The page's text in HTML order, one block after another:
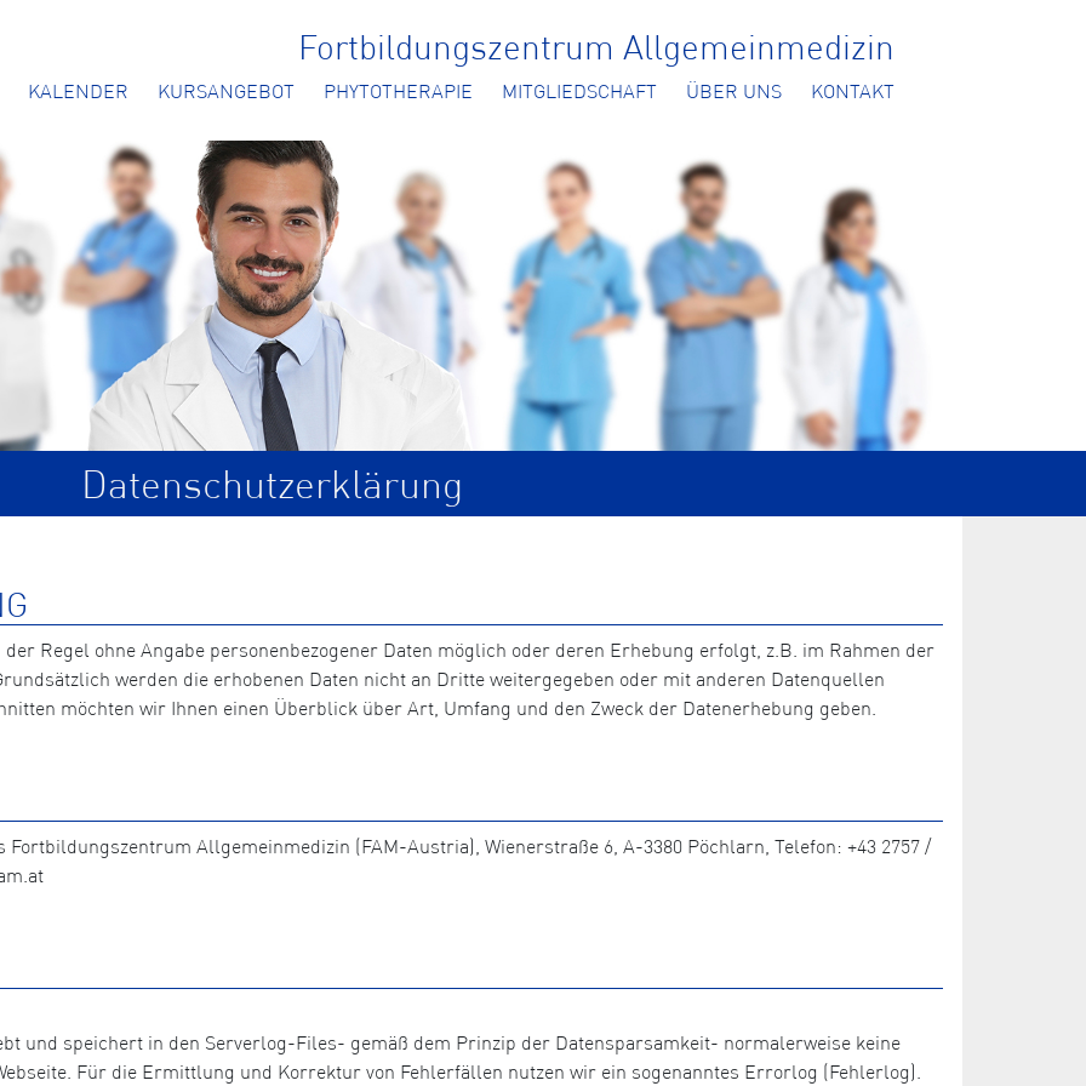
Fortbildungszentrum Allgemeinmedizin
KALENDER KURSANGEBOT PHYTOTHERAPIE MITGLIEDSCHAFT ÜBER UNS KONTAKT
Datenschutzerklärung
Regel ohne Angabe personenbezogener Daten möglich oder deren Erhebung erfolgt, z.B. im Rahmen der
werden die erhobenen Daten nicht an Dritte weitergegeben oder mit anderen Datenquellen
möchten wir Ihnen einen Überblick über Art, Umfang und den Zweck der Datenerhebung geben.
Allgemeinmedizin (FAM-Austria), Wienerstraße 6, A-3380 Pöchlarn, Telefon: +43 2757 /
und speichert in den Serverlog-Files- gemäß dem Prinzip der Datensparsamkeit- normalerweise keine
Für die Ermittlung und Korrektur von Fehlerfällen nutzen wir ein sogenanntes Errorlog (Fehlerlog).